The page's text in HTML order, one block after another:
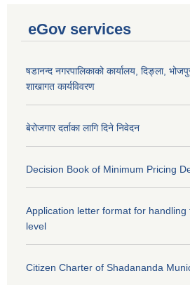
eGov services
षडानन्द नगरपालिकाको कार्यालय, दिङ्ला,
शाखागत कार्यविवरण
बेरोजगार दर्ताका लागि दिने निवेदन
Decision Book of Minimum Pricing
Application letter format for
level
Citizen Charter of Shadananda